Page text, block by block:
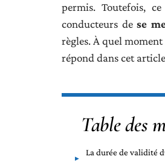
permis. Toutefois,
conducteurs dese
règles. À quel
répond dans cet
Table des
La durée de validité